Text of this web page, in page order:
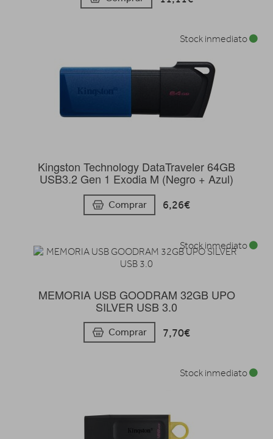
Kingston Technology DataTraveler 64GB
USB3.2 Gen 1 Exodia M (Negro + Azul)
Comprar 6,26€
Stock inmediato
MEMORIA USB GOODRAM 32GB UPO
SILVER USB 3.0
Comprar 7,70€
Stock inmediato
Stock inmediato